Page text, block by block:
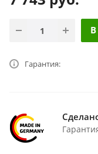
Гарантия: